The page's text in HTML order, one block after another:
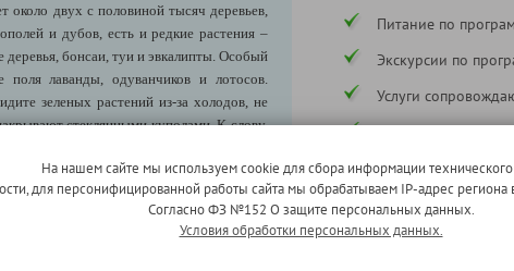
около двух с половиной тысяч деревьев,
и дубов, есть и редкие растения –
бонсаи, туи и эвкалипты. Особый
поля лаванды, одуванчиков и лотосов.
зеленых растений из-за холодов, не
стеклянными куполами. К слову,
светятся.
является масштабный амфитеатр,
единовременно. Он приспособлен
— здесь частенько проходят
постановки для горожан.
парка — рельеф: во время прогулки
Питание по
Экскурсии по
Услуги
Страхование
* в соответствии с
В стоимость тура не
На нашем сайте мы используем cookie для сбора информации технического
для персонифицированной работы сайта мы обрабатываем IP-адрес
Согласно ФЗ №152 О защите персональных данных.
Условия обработки персональных данных.